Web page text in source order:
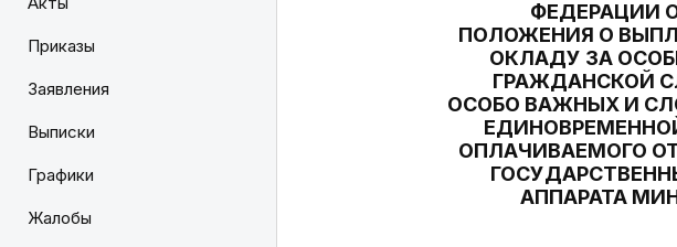
Приказы
Заявления
Выписки
Графики
Жалобы
ФЕДЕРАЦИИ
ПОЛОЖЕНИЯ О
ОКЛАДУ ЗА
ГРАЖДАНСКОЙ
ОСОБО ВАЖНЫХ И
ОПЛАЧИВАЕМОГО
АППАРАТА